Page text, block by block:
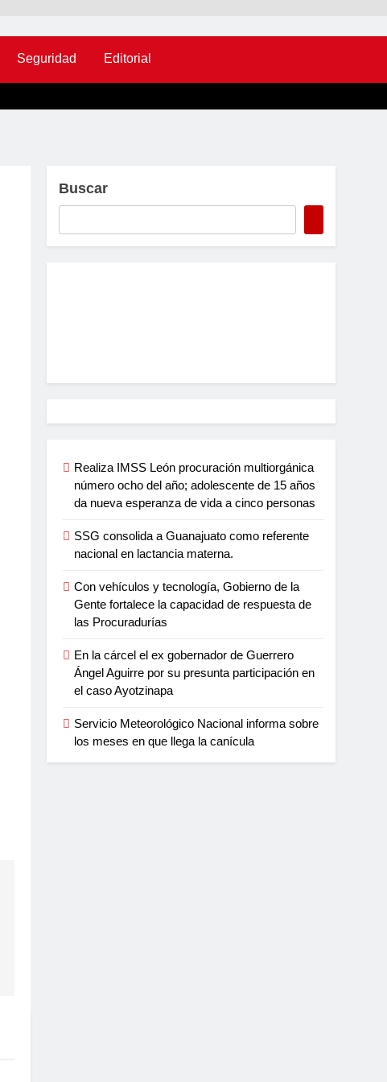
Seguridad Editorial
Buscar
Realiza IMSS León procuración multiorgánica
número ocho del año; adolescente de 15 años
da nueva esperanza de vida a cinco personas
SSG consolida a Guanajuato como referente
nacional en lactancia materna.
Con vehículos y tecnología, Gobierno de la
Gente fortalece la capacidad de respuesta de
las Procuradurías
En la cárcel el ex gobernador de Guerrero
Ángel Aguirre por su presunta participación en
el caso Ayotzinapa
Servicio Meteorológico Nacional informa sobre
los meses en que llega la canícula